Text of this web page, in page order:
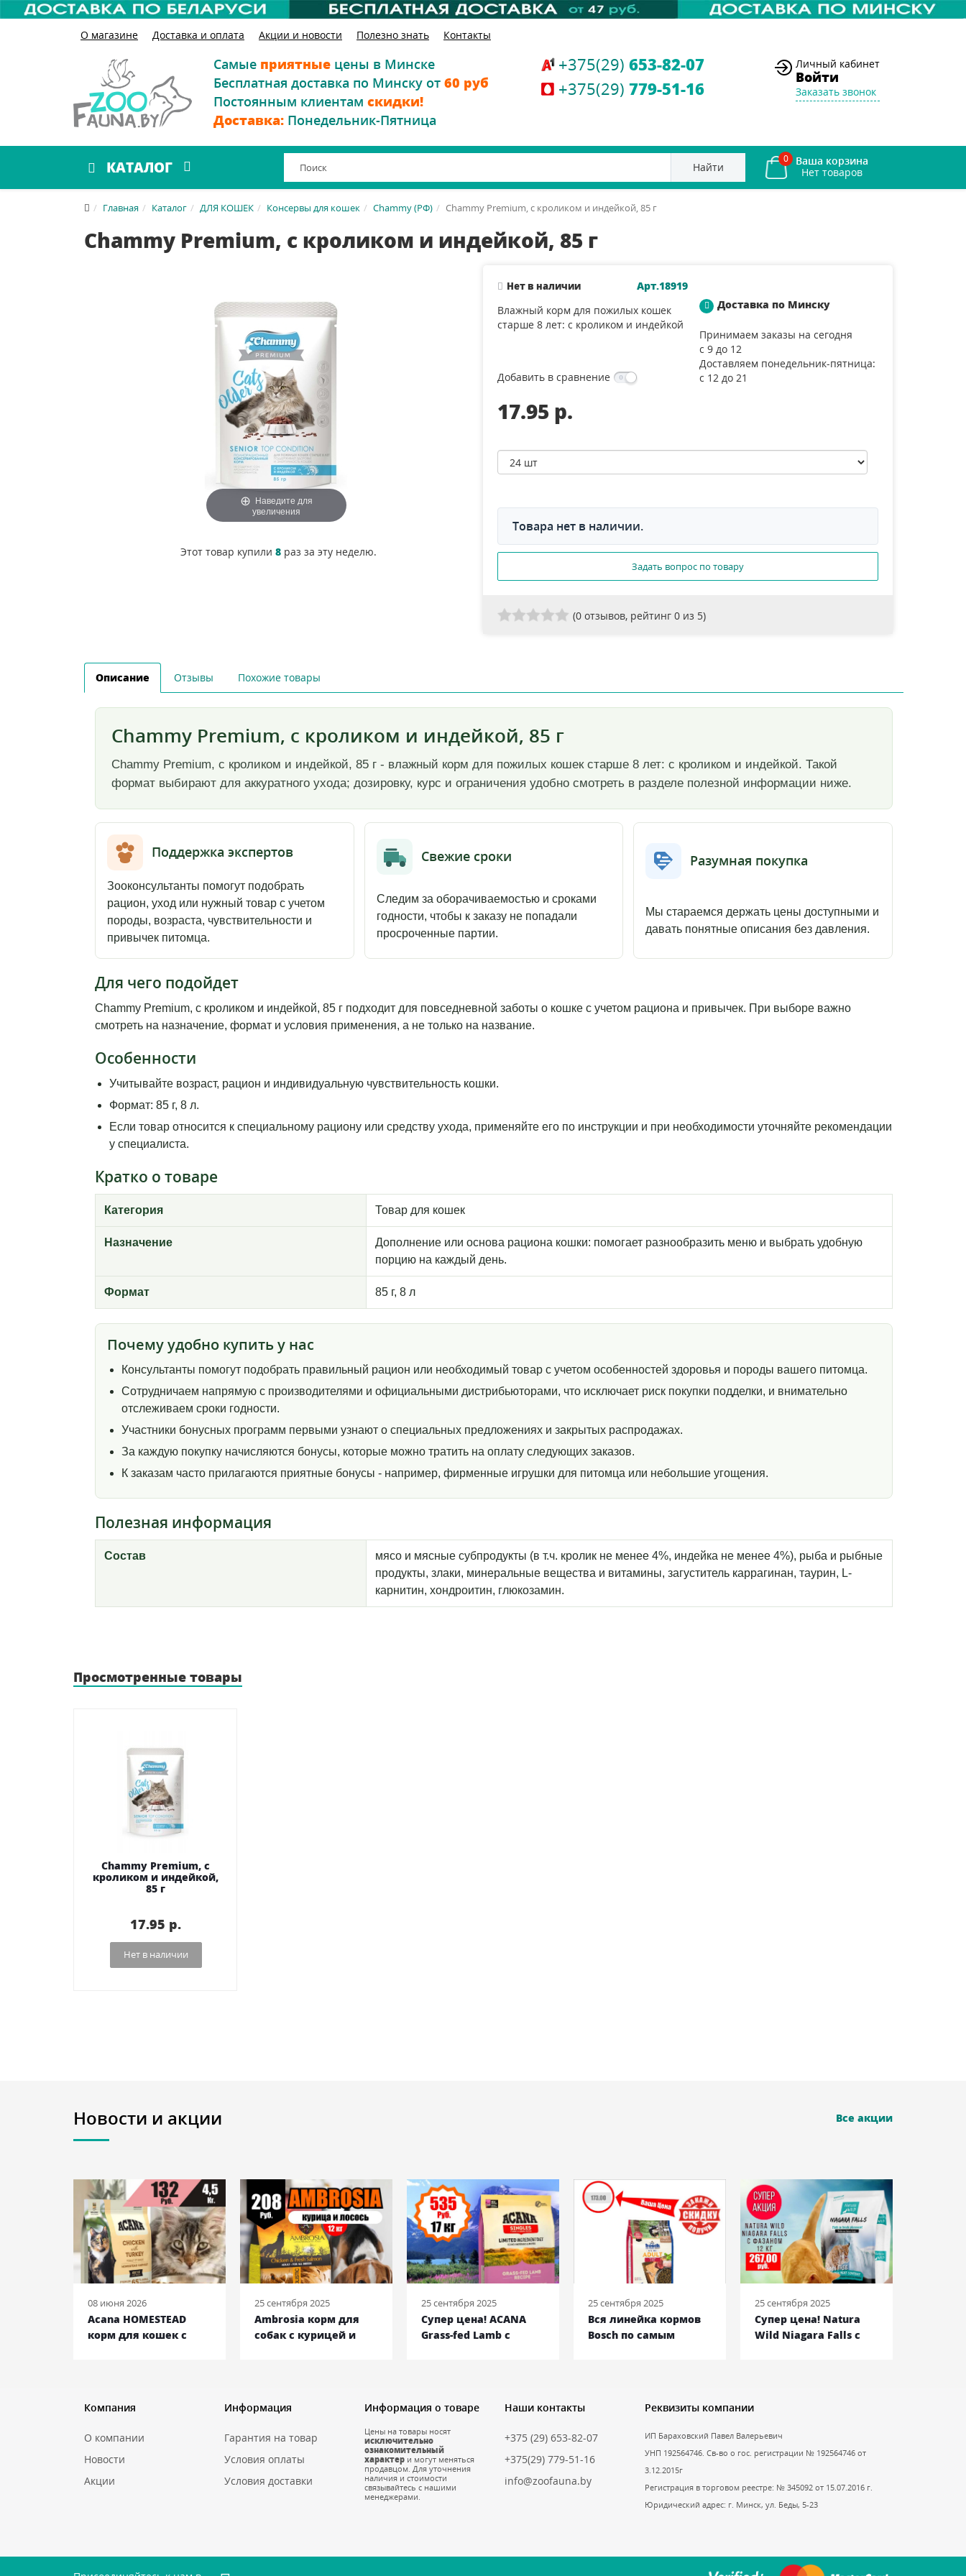
О магазине Доставка и оплата Акции и новости Полезно знать Контакты
Самые приятные цены в Минске
Бесплатная доставка по Минску от 60 руб
Постоянным клиентам скидки!
Доставка: Понедельник-Пятница
+375(29) 653-82-07
+375(29) 779-51-16
Личный кабинет
Войти
Заказать звонок
КАТАЛОГ Найти
0 Ваша корзина
Главная Каталог ДЛЯ КОШЕК Консервы для кошек Chammy (РФ) Chammy Premium, с кроликом и индейкой, 85 г
Chammy Premium, с кроликом и индейкой, 85 г
Наведите для
увеличения
Этот товар купили 8раз за эту неделю.
Нет в наличии
Арт.18919
Влажный корм для пожилых кошек
старше 8 лет: с кроликом и индейкой
Добавить в сравнение
17.95 p.
Доставка по Минску
Принимаем заказы на сегодня
с 9 до 12
Доставляем понедельник-пятница:
с 12 до 21
Товара нет в наличии.
Задать вопрос по товару
(0 отзывов, рейтинг 0 из 5)
Описание Отзывы Похожие товары
Chammy Premium, с кроликом и индейкой, 85 г
Chammy Premium, с кроликом и индейкой, 85 г - влажный корм для пожилых кошек старше 8 лет: с кроликом и индейкой. Такой
формат выбирают для аккуратного ухода; дозировку, курс и ограничения удобно смотреть в разделе полезной информации ниже.
Поддержка экспертов
Зооконсультанты помогут подобрать
рацион, уход или нужный товар с учетом
породы, возраста, чувствительности и
привычек питомца.
Свежие сроки
Следим за оборачиваемостью и сроками
годности, чтобы к заказу не попадали
просроченные партии.
Разумная покупка
Мы стараемся держать цены доступными и
давать понятные описания без давления.
Для чего подойдет
Chammy Premium, с кроликом и индейкой, 85 г подходит для повседневной заботы о кошке с учетом рациона и привычек. При выборе важно
смотреть на назначение, формат и условия применения, а не только на название.
Особенности
Учитывайте возраст, рацион и индивидуальную чувствительность кошки.
Формат: 85 г, 8 л.
Если товар относится к специальному рациону или средству ухода, применяйте его по инструкции и при необходимости уточняйте рекомендации
у специалиста.
Кратко о товаре
Категория Товар для кошек
Назначение
Дополнение или основа рациона кошки: помогает разнообразить меню и выбрать удобную
порцию на каждый день.
Формат 85 г, 8 л
Почему удобно купить у нас
Консультанты помогут подобрать правильный рацион или необходимый товар с учетом особенностей здоровья и породы вашего питомца.
Сотрудничаем напрямую с производителями и официальными дистрибьюторами, что исключает риск покупки подделки, и внимательно
отслеживаем сроки годности.
Участники бонусных программ первыми узнают о специальных предложениях и закрытых распродажах.
За каждую покупку начисляются бонусы, которые можно тратить на оплату следующих заказов.
К заказам часто прилагаются приятные бонусы - например, фирменные игрушки для питомца или небольшие угощения.
Полезная информация
Состав
мясо и мясные субпродукты (в т.ч. кролик не менее 4%, индейка не менее 4%), рыба и рыбные
продукты, злаки, минеральные вещества и витамины, загуститель каррагинан, таурин, L-
карнитин, хондроитин, глюкозамин.
Просмотренные товары
Chammy Premium, с
кроликом и индейкой,
85 г
17.95 p.
Нет в наличии
Новости и акции Все акции
08 июня 2026
Acana HOMESTEAD
корм для кошек с
25 сентября 2025
Ambrosia корм для
собак с курицей и
25 сентября 2025
Супер цена! ACANA
Grass-fed Lamb с
25 сентября 2025
Вся линейка кормов
Bosch по самым
25 сентября 2025
Супер цена! Natura
Wild Niagara Falls c
Компания
О компании
Новости
Акции
Информация
Гарантия на товар
Условия оплаты
Условия доставки
Информация о товаре
Цены на товары носят
исключительно
ознакомительный
характер и могут меняться
продавцом. Для уточнения
наличия и стоимости
связывайтесь с нашими
менеджерами.
Наши контакты
+375 (29) 653-82-07
+375(29) 779-51-16
info@zoofauna.by
Реквизиты компании
ИП Бараховский Павел Валерьевич
УНП 192564746. Св-во о гос. регистрации № 192564746 от
3.12.2015г
Регистрация в торговом реестре: № 345092 от 15.07.2016 г.
Юридический адрес: г. Минск, ул. Беды, 5-23